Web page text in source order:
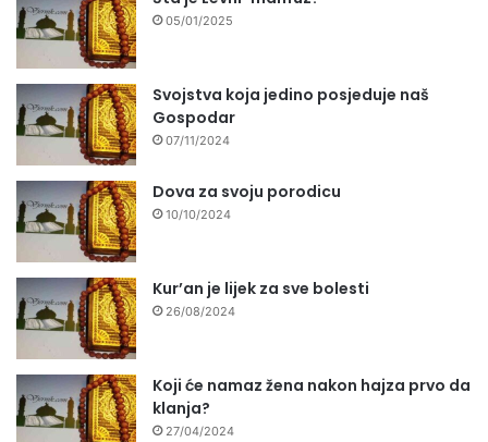
05/01/2025
Svojstva koja jedino posjeduje naš
Gospodar
07/11/2024
Dova za svoju porodicu
10/10/2024
Kur’an je lijek za sve bolesti
26/08/2024
Koji će namaz žena nakon hajza prvo da
klanja?
27/04/2024